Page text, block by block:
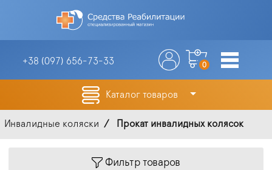
+38 (097) 656-73-33 0
Каталог товаров
Инвалидные коляски Прокат инвалидных колясок
Фильтр товаров